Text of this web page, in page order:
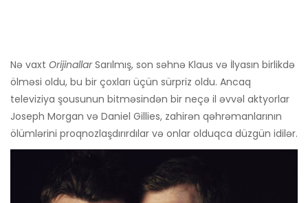
Nə vaxt OrijinallarSarılmış, son səhnə Klaus və İlyasın birlikdə
ölməsi oldu, bu bir çoxları üçün sürpriz oldu. Ancaq
televiziya şousunun bitməsindən bir neçə il əvvəl aktyorlar
Joseph Morgan və Daniel Gillies, zahirən qəhrəmanlarının
ölümlərini proqnozlaşdırırdılar və onlar olduqca düzgün idilər.